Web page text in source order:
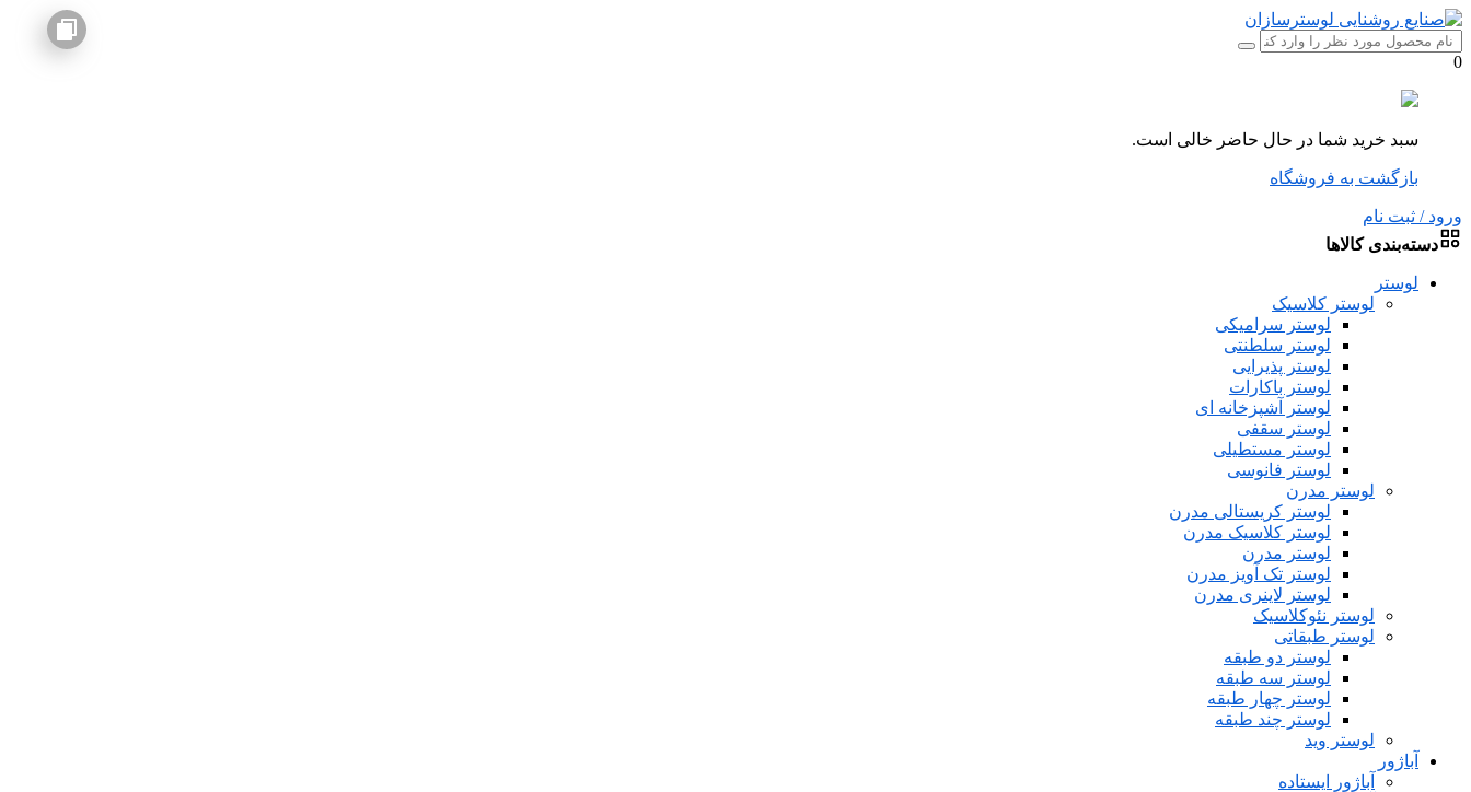
0
سبد خرید شما در حال حاضر خالی است.
بازگشت به فروشگاه
ورود / ثبت نام
دسته‌بندی کالاها
لوستر
لوستر کلاسیک
لوستر سرامیکی
لوستر سلطنتی
لوستر پذیرایی
لوستر باکارات
لوستر آشپزخانه ای
لوستر سقفی
لوستر مستطیلی
لوستر فانوسی
لوستر مدرن
لوستر کریستالی مدرن
لوستر کلاسیک مدرن
لوستر مدرن
لوستر تک آویز مدرن
لوستر لاینری مدرن
لوستر نئوکلاسیک
لوستر طبقاتی
لوستر دو طبقه
لوستر سه طبقه
لوستر چهار طبقه
لوستر چند طبقه
لوستر وید
آباژور
آباژور ایستاده